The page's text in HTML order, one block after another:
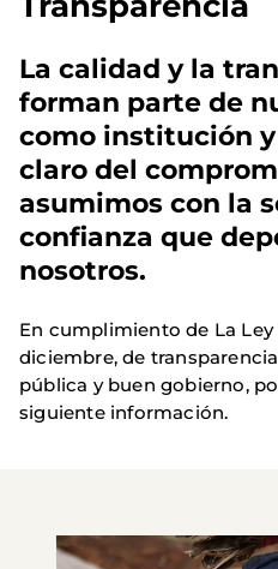
La calidad y la
forman parte de
como institución
claro del
asumimos con la
confianza que
nosotros.
En cumplimiento de La Ley
diciembre, de
pública y buen gobierno,
siguiente información.
Imagen